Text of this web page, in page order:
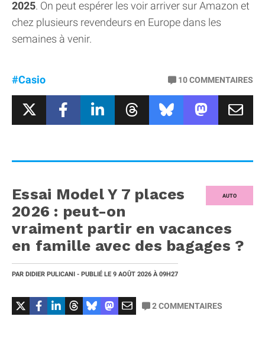
2025. On peut espérer les voir arriver sur Amazon et
chez plusieurs revendeurs en Europe dans les
semaines à venir.
#Casio 10COMMENTAIRES
AUTO
Essai Model Y 7 places
2026 : peut-on
vraiment partir en vacances
en famille avec des bagages ?
PAR DIDIER PULICANI - PUBLIÉ LE 9 AOÛT 2026 À 09H27
2COMMENTAIRES